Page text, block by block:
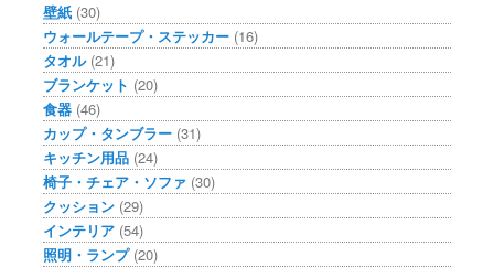
壁紙 (30)
ウォールテープ・ステッカー (16)
タオル(21)
ブランケット (20)
食器 (46)
カップ・タンブラー (31)
キッチン用品 (24)
椅子・チェア・ソファ (30)
クッション (29)
インテリア (54)
照明・ランプ(20)